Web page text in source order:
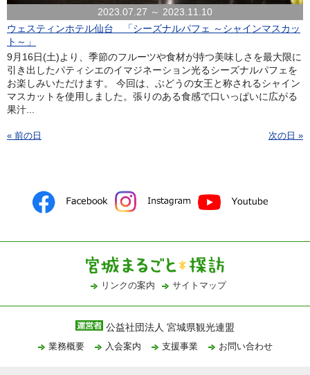
2023.07.27 ～ 2023.11.10
ウェスティンホテル仙台 「シーズナルパフェ ～シャインマスカッ
ト～」
9月16日(土)より、季節のフルーツや食材が持つ美味しさを最大限に
引き出したパティシエのイマジネーション光るシーズナルパフェを
お楽しみいただけます。 今回は、ぶどうの女王と称されるシャイン
マスカットを使用しました。張りのある食感で口いっぱいに広がる
果汁...
« 前の日 次の日 »
リンクの案内 サイトマップ
公益社団法人 宮城県観光連盟
業務概要 入会案内 支援事業 お問い合わせ